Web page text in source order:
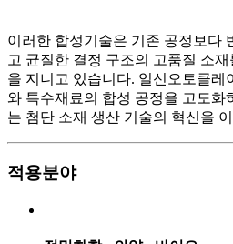
이러한 합성기술은 기존 공정보다
고 균질한 결정 구조의 고품질 소
을 지니고 있습니다. 일신오토클레
와 특수재료의 합성 공정을 고도화
는 첨단 소재 생산 기술의 혁신을
적용분야